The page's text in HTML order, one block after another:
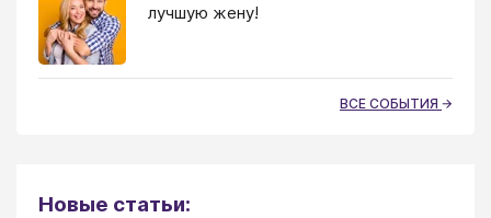
лучшую жену!
ВСЕ СОБЫТИЯ
Новые статьи: